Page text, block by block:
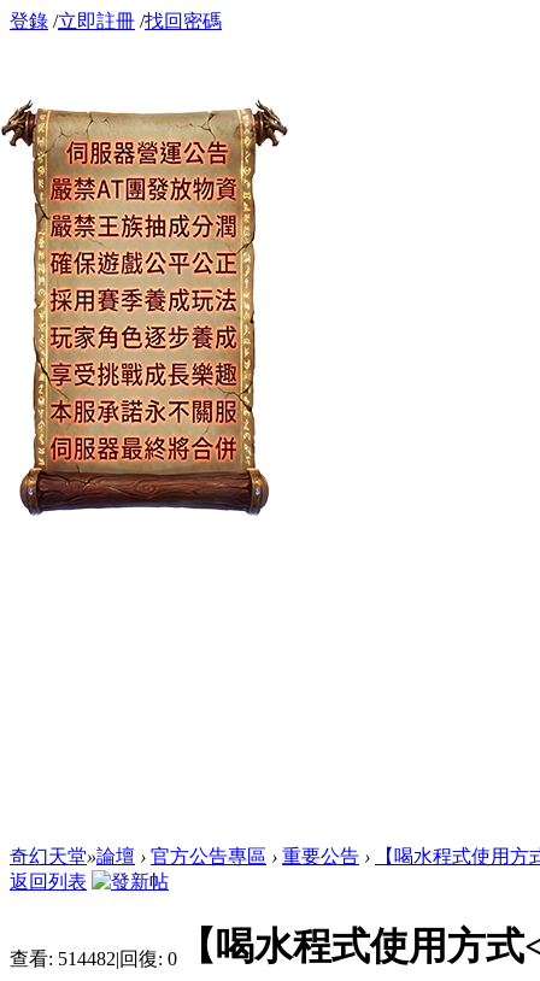
登錄 /立即註冊 /找回密碼
奇幻天堂»論壇 › 官方公告專區 › 重要公告 ›
【喝水程式使用
返回列表
查看: 514482|回復: 0 【喝水程式使用方